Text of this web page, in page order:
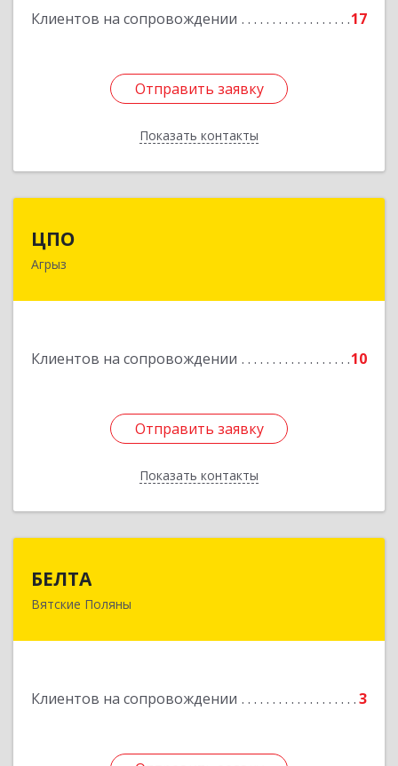
Клиентов на сопровождении 17
Отправить заявку
Показать контакты
Отправить заявку
Назад
ЦПО
Агрыз
Клиентов на сопровождении 10
Отправить заявку
Показать контакты
Подробнее
Отправить заявку
Назад
БЕЛТА
Вятские Поляны
Клиентов на сопровождении 3
612960, Кировская обл, Вятские Поляны г,